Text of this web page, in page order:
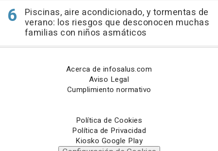
Piscinas, aire acondicionado, y tormentas de
verano: los riesgos que desconocen muchas
familias con niños asmáticos
Acerca de infosalus.com
Aviso Legal
Cumplimiento normativo
Política de Cookies
Política de Privacidad
Kiosko Google Play